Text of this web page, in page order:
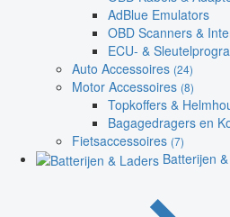
AdBlue Emulators
OBD Scanners &
ECU- &
Auto Accessoires (24)
Motor Accessoires (8)
Topkoffers &
Bagagedragers en
Fietsaccessoires (7)
Batterijen